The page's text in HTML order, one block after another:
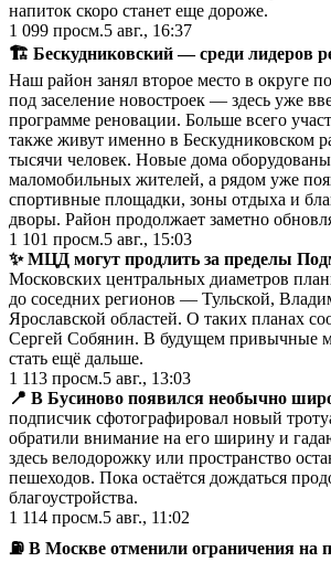
напиток скоро станет еще дороже.
1 099 просм.5 авг., 16:37
🏗️ Бескудниковский — среди лидеров
Наш район занял второе место в округе
под заселение новостроек — здесь уже
программе реновации. Больше всего
также живут именно в Бескудниковском
тысячи человек. Новые дома
маломобильных жителей, а рядом уже
спортивные площадки, зоны отдыха и
дворы. Район продолжает заметно
1 101 просм.5 авг., 15:03
✨ МЦД могут продлить за пределы
Московских центральных диаметров
до соседних регионов — Тульской,
Ярославской областей. О таких планах
Сергей Собянин. В будущем привычные
стать ещё дальше.
1 113 просм.5 авг., 13:03
📍 В Бусиново появился необычно
подписчик сфотографировал новый
обратили внимание на его ширину и
здесь велодорожку или пространство
пешеходов. Пока остаётся дождаться
благоустройства.
1 114 просм.5 авг., 11:02
⛽️ В Москве отменили ограничения на